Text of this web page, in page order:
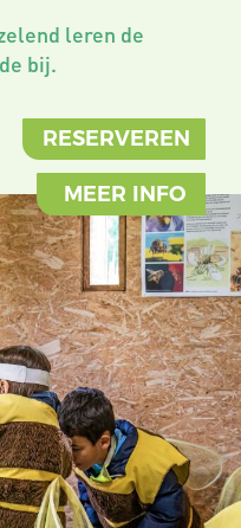
MEER INFO
RESERVEREN
leren de
bij.